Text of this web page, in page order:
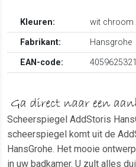
Kleuren:
wit
Fabrikant:
Hansgrohe
EAN-code:
Scheerspiegel AddStoris
scheerspiegel komt uit de
HansGrohe. Het mooie
in uw badkamer. U zult alles